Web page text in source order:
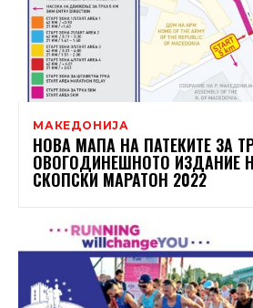
МАКЕДОНИЈА
НОВА МАПА НА ПАТЕКИТЕ ЗА
ОВОГОДИНЕШНОТО ИЗДАНИЕ
СКОПСКИ МАРАТОН 2022